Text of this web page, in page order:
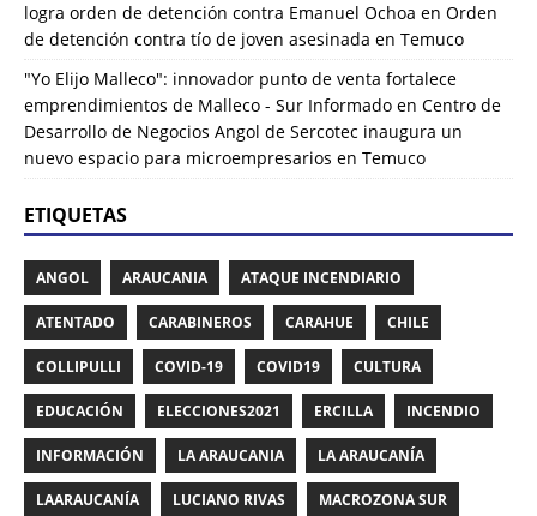
logra orden de detención contra Emanuel Ochoa en Orden
de detención contra tío de joven asesinada en Temuco
"Yo Elijo Malleco": innovador punto de venta fortalece
emprendimientos de Malleco - Sur Informado en Centro de
Desarrollo de Negocios Angol de Sercotec inaugura un
nuevo espacio para microempresarios en Temuco
ETIQUETAS
ANGOL ARAUCANIA ATAQUE INCENDIARIO
ATENTADO CARABINEROS CARAHUE CHILE
COLLIPULLI COVID-19 COVID19 CULTURA
EDUCACIÓN ELECCIONES2021 ERCILLA INCENDIO
INFORMACIÓN LA ARAUCANIA LA ARAUCANÍA
LAARAUCANÍA LUCIANO RIVAS MACROZONA SUR